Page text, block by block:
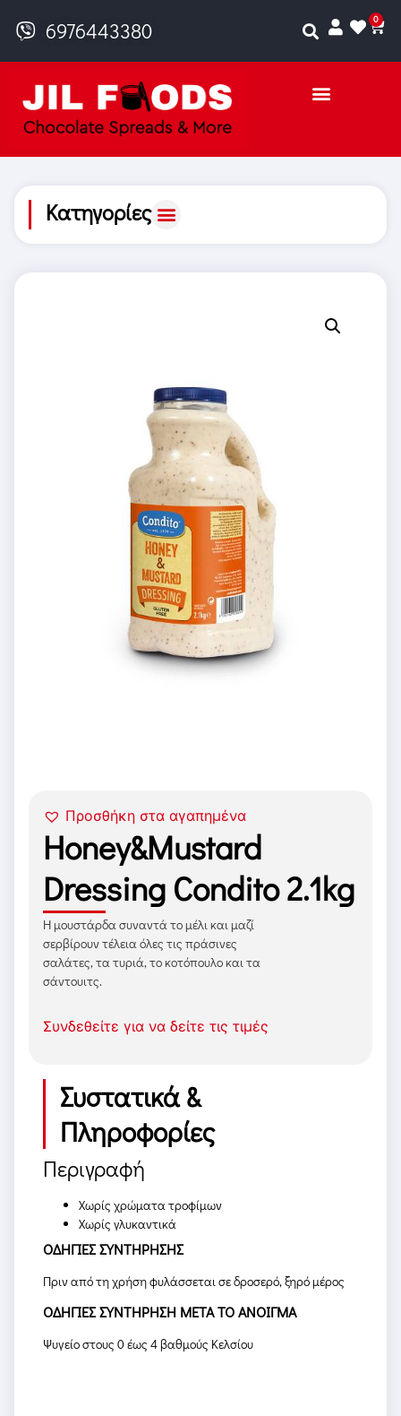
6976443380 0
Κατηγορίες
Προσθήκη στα αγαπημένα
Honey&Mustard
Dressing Condito 2.1kg
Η μουστάρδα συναντά το μέλι και μαζί
σερβίρουν τέλεια όλες τις πράσινες
σαλάτες, τα τυριά, το κοτόπουλο και τα
σάντουιτς.
Συνδεθείτε για να δείτε τις τιμές
Συστατικά &
Πληροφορίες
Περιγραφή
Χωρίς χρώματα τροφίμων
Χωρίς γλυκαντικά
ΟΔΗΓΙΕΣ ΣΥΝΤΗΡΗΣΗΣ
Πριν από τη χρήση φυλάσσεται σε δροσερό, ξηρό μέρος
ΟΔΗΓΙΕΣ ΣΥΝΤΗΡΗΣΗ ΜΕΤΑ ΤΟ ΑΝΟΙΓΜΑ
Ψυγείο στους 0 έως 4 βαθμούς Κελσίου